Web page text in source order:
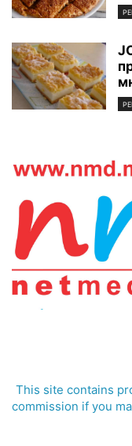
This site contains
commission if you